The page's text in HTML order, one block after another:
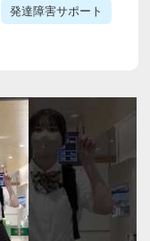
発達障害サポート